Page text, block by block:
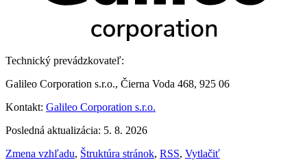
Technický prevádzkovateľ:
Galileo Corporation s.r.o., Čierna Voda 468, 925 06
Kontakt: Galileo Corporation s.r.o.
Posledná aktualizácia: 5. 8. 2026
Zmena vzhľadu, Štruktúra stránok, RSS, Vytlačiť